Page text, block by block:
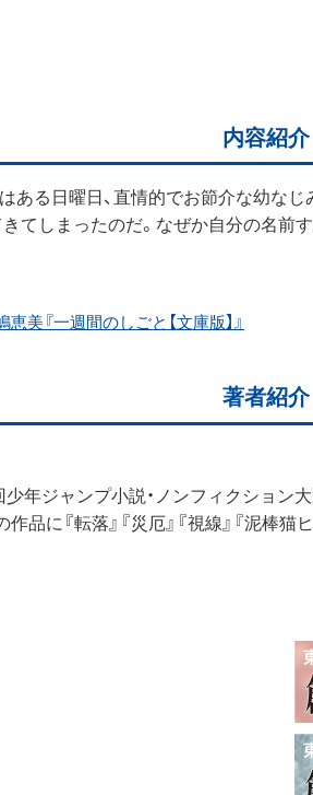
内容紹介
る日曜日、直情的でお節介な幼な
しまったのだ。なぜか自分の名前
美『一週間のしごと【文庫版】』
著者紹介
年ジャンプ小説・ノンフィクション
に『転落』『災厄』『視線』『泥棒